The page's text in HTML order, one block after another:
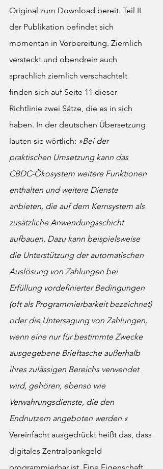
Original zum Download bereit. Teil II
der Publikation befindet sich
momentan in Vorbereitung. Ziemlich
versteckt und obendrein auch
sprachlich ziemlich verschachtelt
finden sich auf Seite 11 dieser
Richtlinie zwei Sätze, die es in sich
haben. In der deutschen Übersetzung
lauten sie wörtlich: »Bei der
praktischen Umsetzung kann das
CBDC-Ökosystem weitere Funktionen
enthalten und weitere Dienste
anbieten, die auf dem Kernsystem als
zusätzliche Anwendungsschicht
aufbauen. Dazu kann beispielsweise
die Unterstützung der automatischen
Auslösung von Zahlungen bei
Erfüllung vordefinierter Bedingungen
(oft als Programmierbarkeit bezeichnet)
oder die Untersagung von Zahlungen,
wenn eine nur für bestimmte Zwecke
ausgegebene Brieftasche außerhalb
ihres zulässigen Bereichs verwendet
wird, gehören, ebenso wie
Verwahrungsdienste, die den
Endnutzern angeboten werden.«
Vereinfacht ausgedrückt heißt das, dass
digitales Zentralbankgeld